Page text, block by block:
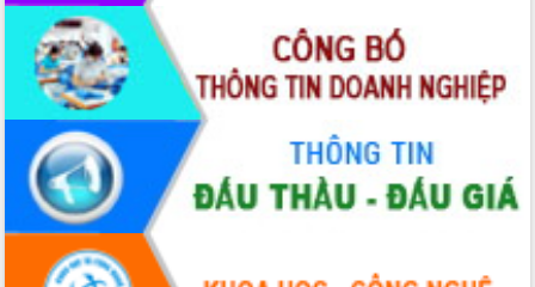
Đắk Lắk phát động hưởng ứng Ngày
Quyền của người tiêu dùng Việt Nam
2026
Đẩy mạnh cải cách hành chính, quyết
tâm đạt được mục tiêu tăng trưởng
hai con số trong năm 2026
Tổ chức trang trọng Lễ hội Đền thờ
Lương Văn Chánh năm 2026
Phó Bí thư Tỉnh ủy Đắk Lắk Đỗ Hữu
Huy giữ chức Bí thư Đảng ủy Ủy Ban
Nhân dân tỉnh